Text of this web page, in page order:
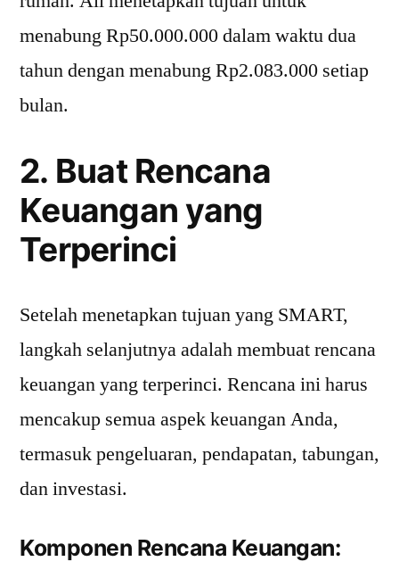
menabung Rp50.000.000 dalam waktu dua
tahun dengan menabung Rp2.083.000 setiap
bulan.
2. Buat Rencana
Keuangan yang
Terperinci
Setelah menetapkan tujuan yang SMART,
langkah selanjutnya adalah membuat rencana
keuangan yang terperinci. Rencana ini harus
mencakup semua aspek keuangan Anda,
termasuk pengeluaran, pendapatan, tabungan,
dan investasi.
Komponen Rencana Keuangan: